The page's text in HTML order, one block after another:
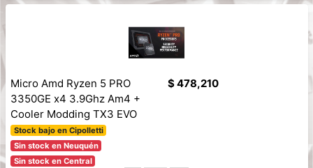
Micro Amd Ryzen 5 PRO
3350GE x4 3.9Ghz Am4 +
Cooler Modding TX3 EVO
Stock bajo en Cipolletti
Sin stock en Neuquén
Sin stock en Central
$ 478,210